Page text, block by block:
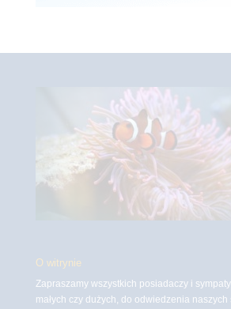
O witrynie
Zapraszamy wszystkich posiadaczy i
małych czy dużych, do odwiedzenia naszych